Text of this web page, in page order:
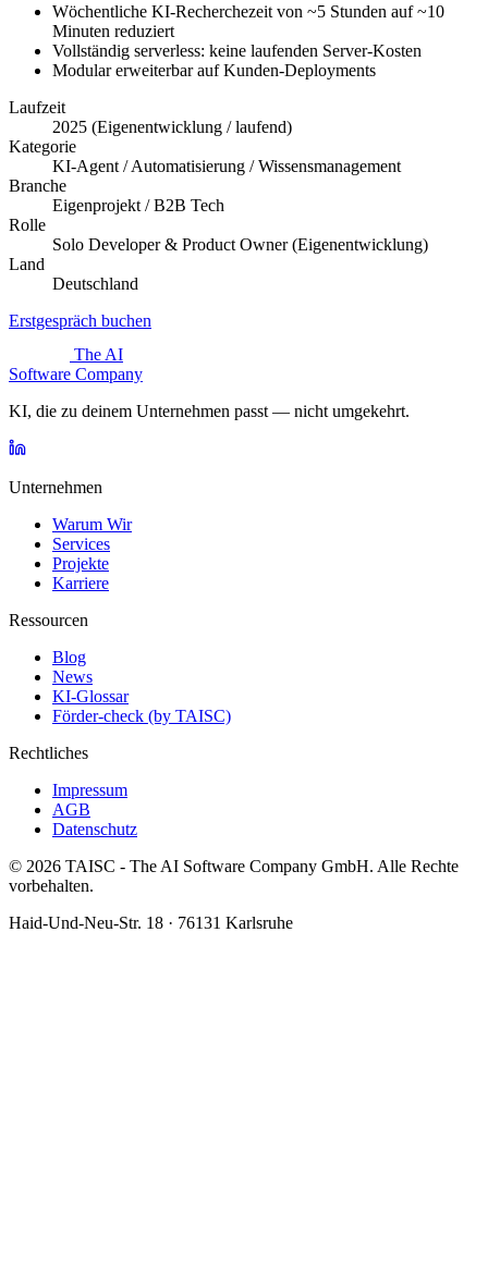
Wöchentliche KI-Recherchezeit von ~5 Stunden auf ~10
Minuten reduziert
Vollständig serverless: keine laufenden Server-Kosten
Modular erweiterbar auf Kunden-Deployments
Laufzeit
2025 (Eigenentwicklung / laufend)
Kategorie
KI-Agent / Automatisierung / Wissensmanagement
Branche
Eigenprojekt / B2B Tech
Rolle
Solo Developer & Product Owner (Eigenentwicklung)
Land
Deutschland
Erstgespräch buchen
The AI
Software Company
KI, die zu deinem Unternehmen passt — nicht umgekehrt.
Unternehmen
Warum Wir
Services
Projekte
Karriere
Ressourcen
Blog
News
KI-Glossar
Förder-check (by TAISC)
Rechtliches
Impressum
AGB
Datenschutz
© 2026 TAISC - The AI Software Company GmbH. Alle Rechte
vorbehalten.
Haid-Und-Neu-Str. 18 · 76131 Karlsruhe